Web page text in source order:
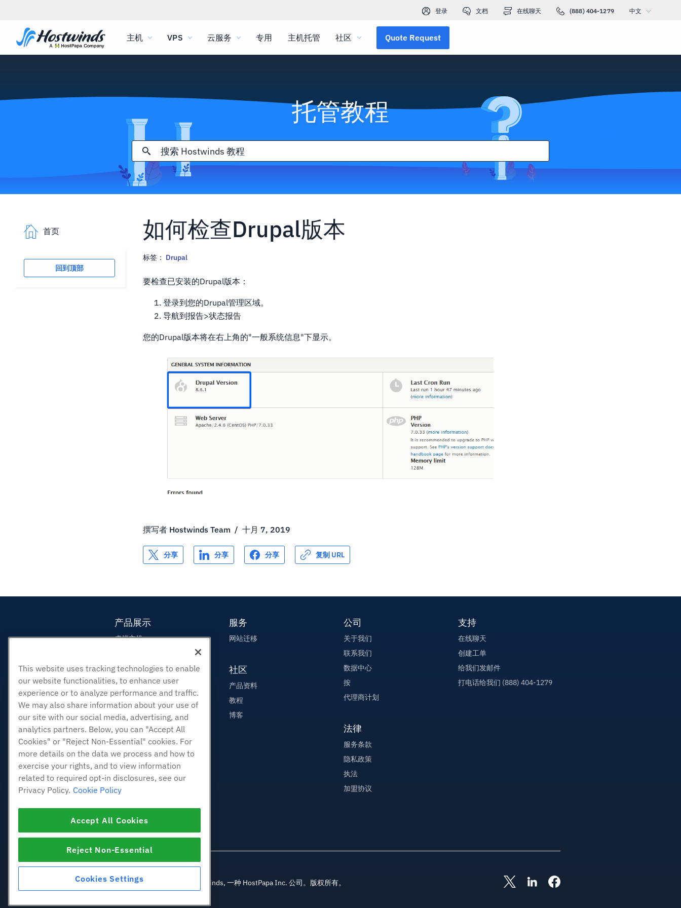
登录 文档 在线聊天 (888) 404-1279 中文
主机 VPS 云服务 专用 主机托管 社区 Quote Request
托管教程
首页
回到顶部
如何检查Drupal版本
标签： Drupal
要检查已安装的Drupal版本：
登录到您的Drupal管理区域。
导航到报告>状态报告
您的Drupal版本将在右上角的"一般系统信息"下显示。
撰写者 Hostwinds Team /十月 7, 2019
分享 分享 分享 复制 URL
产品展示
虚拟主机
转销商托管
白标经销商
管理Linux VPS
非托管Linux VPS
管理Windows. VPS
非托管Windows VPS
云服务器
负载均衡器
服务
网站迁移
社区
产品资料
教程
博客
公司
关于我们
联系我们
数据中心
按
代理商计划
法律
服务条款
隐私政策
执法
加盟协议
支持
在线聊天
创建工单
给我们发邮件
打电话给我们 (888) 404-1279
© 2010-2026 Hostwinds, 一种 HostPapa Inc. 公司。版权所有。
This website uses tracking technologies to enable
our website functionalities, to enhance user
experience or to analyze performance and traffic.
We may also share information about your use of
our site with our social media, advertising, and
analytics partners. Below, you can "Accept All
Cookies" or "Reject Non-Essential" cookies. For
more details on the data we process and how to
exercise your rights, and to view information
related to required opt-in disclosures, see our
Privacy Policy. Cookie Policy
Accept All Cookies
Reject Non-Essential
Cookies Settings